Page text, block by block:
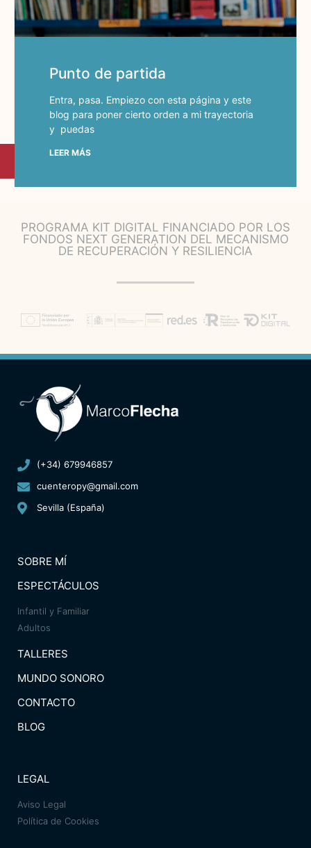
Punto de partida
Entra, pasa. Empiezo con esta página y este
blog para poner cierto orden a mi trayectoria
y puedas
LEER MÁS
PROGRAMA KIT DIGITAL FINANCIADO POR LOS
FONDOS NEXT GENERATION DEL MECANISMO
DE RECUPERACIÓN Y RESILIENCIA
(+34) 679946857
cuenteropy@gmail.com
Sevilla (España)
SOBRE MÍ
ESPECTÁCULOS
Infantil y Familiar
Adultos
TALLERES
MUNDO SONORO
CONTACTO
BLOG
LEGAL
Aviso Legal
Política de Cookies